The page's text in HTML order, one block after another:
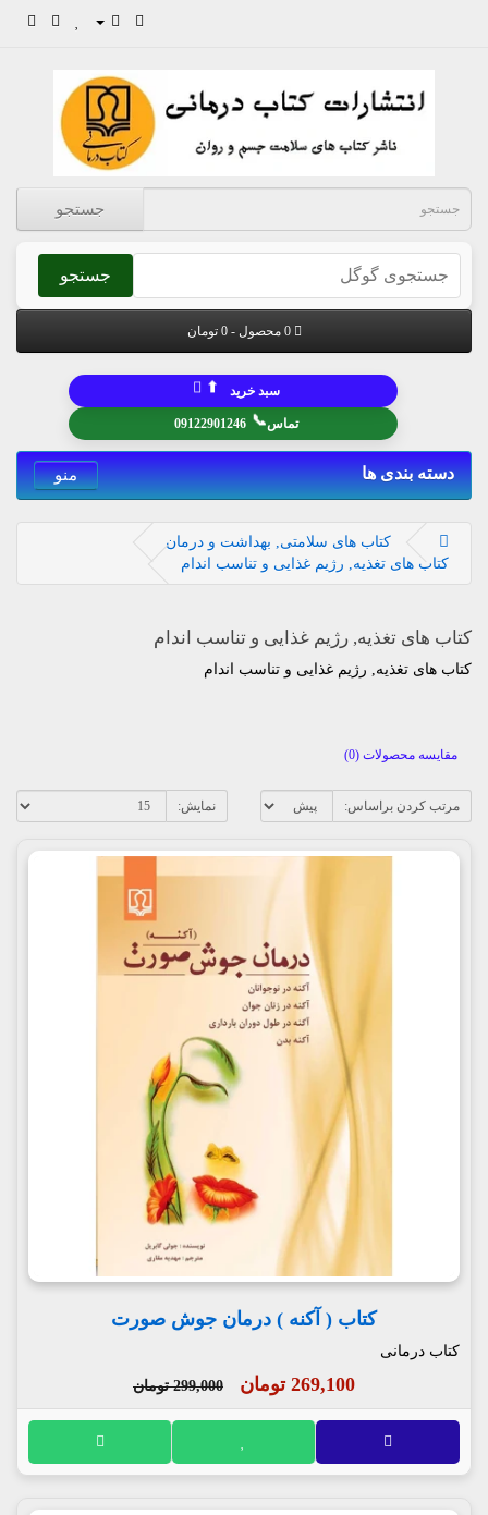
جستجو
جستجو
0 محصول - 0 تومان
تماس📞
09122901246
سبد خرید ⬆
دسته بندی ها منو
کتاب های سلامتی, بهداشت و درمان
کتاب های تغذیه, رژیم غذایی و تناسب اندام
کتاب های تغذیه, رژیم غذایی و تناسب اندام
کتاب های تغذیه, رژیم غذایی و تناسب اندام
مقایسه محصولات (0)
مرتب کردن براساس: نمایش:
کتاب ( آکنه ) درمان جوش صورت
کتاب درمانی
269,100 تومان 299,000 تومان